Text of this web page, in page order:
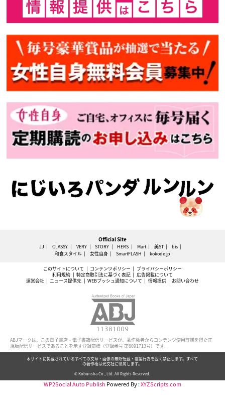
Official Site
JJ CLASSY. VERY STORY HERS Mart 美ST
bis
和食スタイル
女性自身 SmartFLASH kokode.jp
このサイトについて コンテンツポリシー
プライバシーポリシー
利用規約
特定商取引法に基づく表記
広告掲載について
運営会社
ニュース提供先 WEBプッシュ通知について 情報提供 お問い合わせ
ABJマークは、この電子書店・電子書籍配信サービスが、著作権者からコンテンツ使用許諾を得た正
規版配信サービスであることを示す登録商標（登録番号 第6091713号）です。
本サイトに掲載されているすべての文章・画像の無断転載・複製行為を固く禁止します。すべて
の著作権は光文社に帰属します。
© Kobunsha Co., Ltd. All Rights Reserved.
WP2Social Auto Publish Powered By :XYZScripts.com